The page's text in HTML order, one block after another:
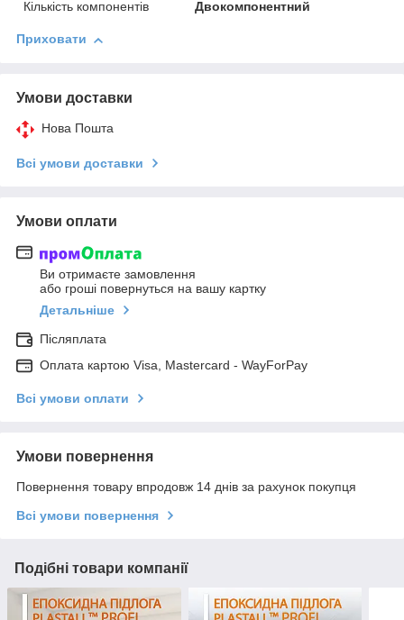
Кількість компонентів Двокомпонентний
Приховати
Умови доставки
Нова Пошта
Всі умови доставки
Умови оплати
Ви отримаєте замовлення
або гроші повернуться на вашу картку
Детальніше
Післяплата
Оплата картою Visa, Mastercard - WayForPay
Всі умови оплати
Умови повернення
Повернення товару впродовж 14 днів за рахунок покупця
Всі умови повернення
Подібні товари компанії